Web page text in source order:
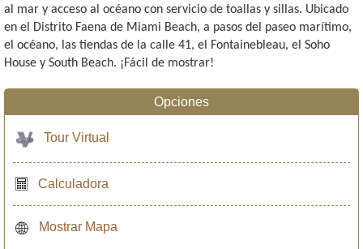
al mar y acceso al océano con servicio de toallas y sillas. Ubicado
en el Distrito Faena de Miami Beach, a pasos del paseo marítimo,
el océano, las tiendas de la calle 41, el Fontainebleau, el Soho
House y South Beach. ¡Fácil de mostrar!
Opciones
Tour Virtual
Calculadora
Mostrar Mapa